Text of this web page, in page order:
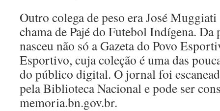
Outro colega de peso era José
chama de Pajé do Futebol Indígena.
nasceu não só a Gazeta do Povo
Esportivo, cuja coleção é uma das
do público digital. O jornal foi
pela Biblioteca Nacional e pode ser
memoria.bn.gov.br.